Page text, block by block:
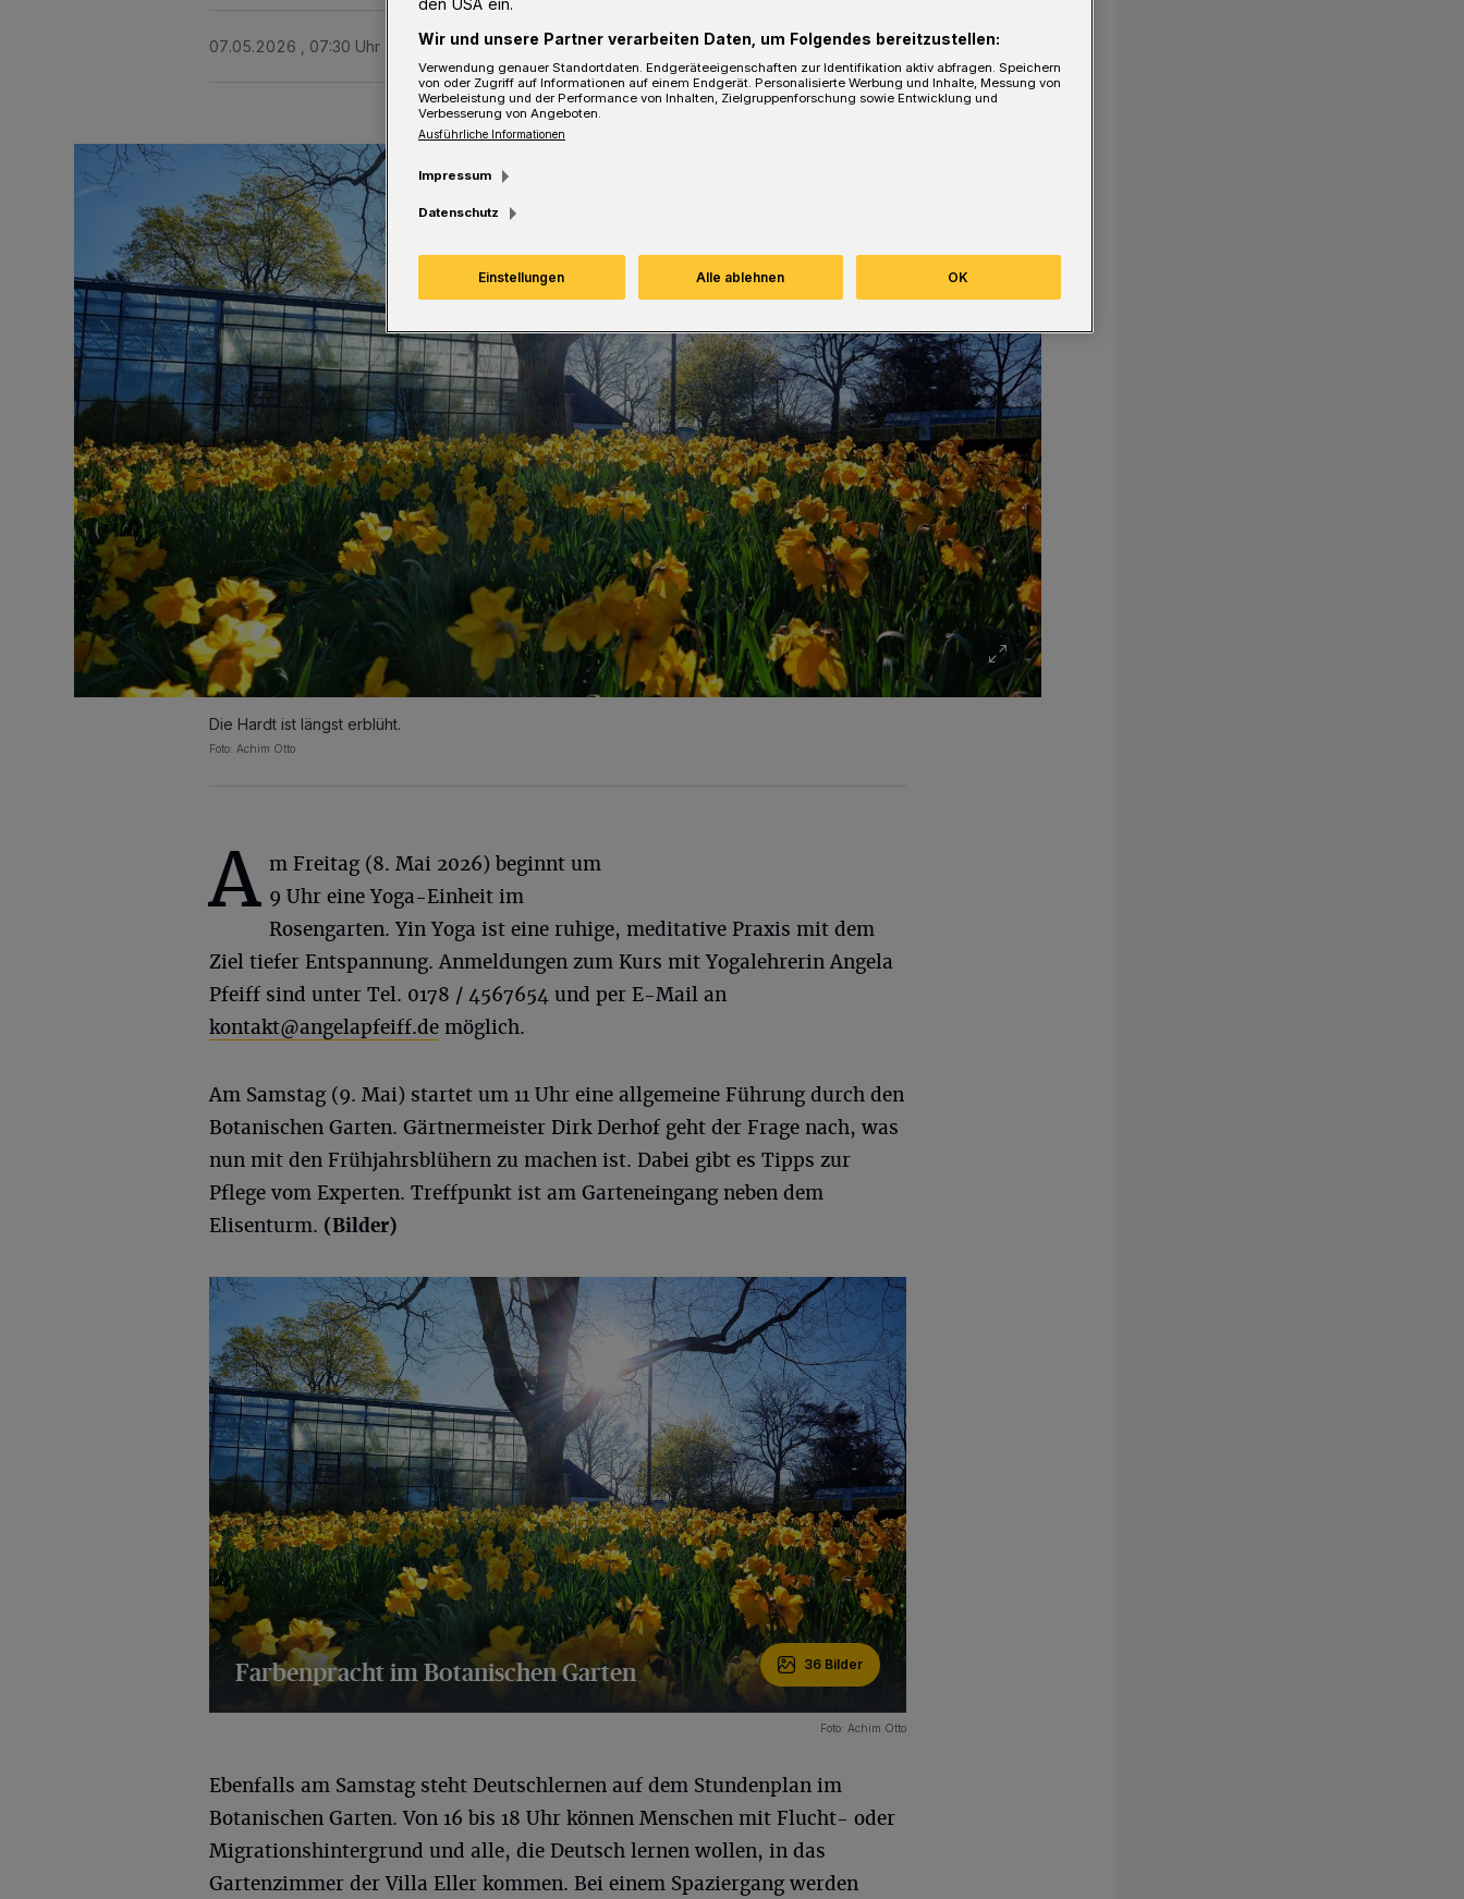
07.05.2026 , 07:30 Uhr 2 Minuten Lesezeit
Die Hardt ist längst erblüht.
Foto: Achim Otto
A m Freitag (8. Mai 2026) beginnt um
9 Uhr eine Yoga-Einheit im
Rosengarten. Yin Yoga ist eine ruhige, meditative Praxis mit dem
Ziel tiefer Entspannung. Anmeldungen zum Kurs mit Yogalehrerin Angela
Pfeiff sind unter Tel. 0178 / 4567654 und per E-Mail an
kontakt@angelapfeiff.de möglich.
Am Samstag (9. Mai) startet um 11 Uhr eine allgemeine Führung durch den
Botanischen Garten. Gärtnermeister Dirk Derhof geht der Frage nach, was
nun mit den Frühjahrsblühern zu machen ist. Dabei gibt es Tipps zur
Pflege vom Experten. Treffpunkt ist am Garteneingang neben dem
Elisenturm. (Bilder)
Farbenpracht im Botanischen Garten 36 Bilder
Foto: Achim Otto
Ebenfalls am Samstag steht Deutschlernen auf dem Stundenplan im
Botanischen Garten. Von 16 bis 18 Uhr können Menschen mit Flucht- oder
Migrationshintergrund und alle, die Deutsch lernen wollen, in das
Gartenzimmer der Villa Eller kommen. Bei einem Spaziergang werden
den USA ein.
Wir und unsere Partner verarbeiten Daten, um Folgendes bereitzustellen:
Verwendung genauer Standortdaten. Endgeräteeigenschaften zur Identifikation aktiv abfragen. Speichern
von oder Zugriff auf Informationen auf einem Endgerät. Personalisierte Werbung und Inhalte, Messung von
Werbeleistung und der Performance von Inhalten, Zielgruppenforschung sowie Entwicklung und
Verbesserung von Angeboten.
Ausführliche Informationen
Impressum
Datenschutz
Einstellungen Alle ablehnen OK